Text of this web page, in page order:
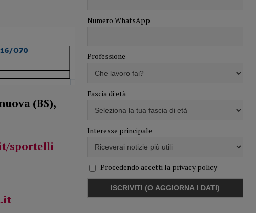
(BS),
sportelli
Numero WhatsApp
Professione
Fascia di età
Interesse principale
Procedendo accetti la privacy policy